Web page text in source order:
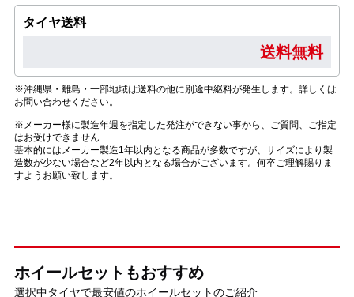
タイヤ送料
送料無料
※沖縄県・離島・一部地域は送料の他に別途中継料が発生します。詳しくは
お問い合わせください。
※メーカー様に製造年週を指定した発注ができない事から、ご質問、ご指定
はお受けできません
基本的にはメーカー製造1年以内となる商品が多数ですが、サイズにより製
造数が少ない場合など2年以内となる場合がございます。何卒ご理解賜りま
すようお願い致します。
ホイールセットもおすすめ
選択中タイヤで最安値のホイールセットのご紹介